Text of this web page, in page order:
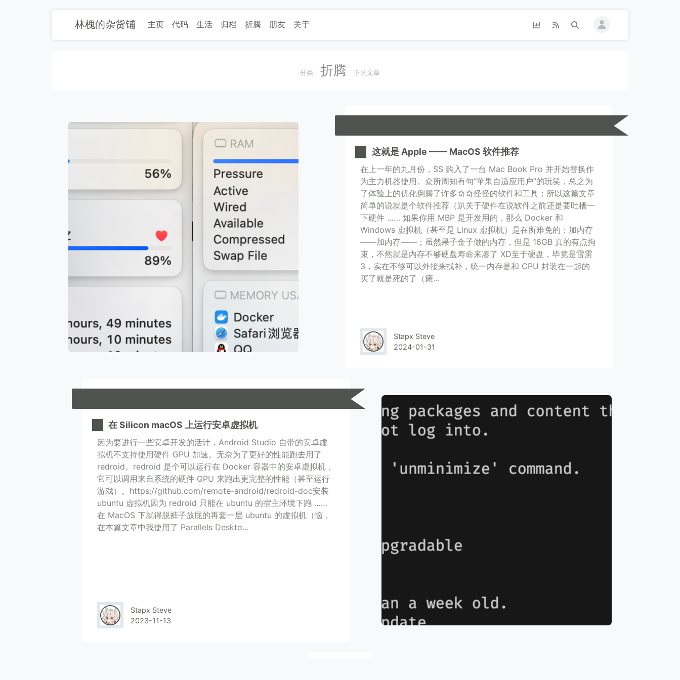
林槐的杂货铺 主页 代码 生活 归档 折腾 朋友 关于
分类 折腾 下的文章
这就是 Apple —— MacOS 软件推荐
在上一年的九月份，SS 购入了一台 Mac Book Pro 并开始替换作
为主力机器使用。众所周知有句“苹果自适应用户”的玩笑，总之为
了体验上的优化倒腾了许多奇奇怪怪的软件和工具；所以这篇文章
简单的说就是个软件推荐（趴关于硬件在说软件之前还是要吐槽一
下硬件 …… 如果你用 MBP 是开发用的，那么 Docker 和
Windows 虚拟机（甚至是 Linux 虚拟机）是在所难免的：加内存
——加内存——；虽然果子金子做的内存，但是 16GB 真的有点拘
束，不然就是内存不够硬盘寿命来凑了 XD至于硬盘，毕竟是雷雳
3，实在不够可以外接来找补，统一内存是和 CPU 封装在一起的
买了就是死的了（瘫...
Stapx Steve
2024-01-31
在 Silicon macOS 上运行安卓虚拟机
因为要进行一些安卓开发的活计，Android Studio 自带的安卓虚
拟机不支持使用硬件 GPU 加速。无奈为了更好的性能跑去用了
redroid。redroid 是个可以运行在 Docker 容器中的安卓虚拟机，
它可以调用来自系统的硬件 GPU 来跑出更完整的性能（甚至运行
游戏）。https://github.com/remote-android/redroid-doc安装
ubuntu 虚拟机因为 redroid 只能在 ubuntu 的宿主环境下跑 ……
在 MacOS 下就得脱裤子放屁的再套一层 ubuntu 的虚拟机（恼，
在本篇文章中我使用了 Parallels Deskto...
Stapx Steve
2023-11-13